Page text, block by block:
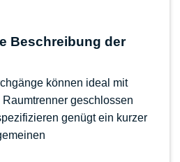
Beschreibung der
können ideal mit
geschlossen
genügt ein kurzer